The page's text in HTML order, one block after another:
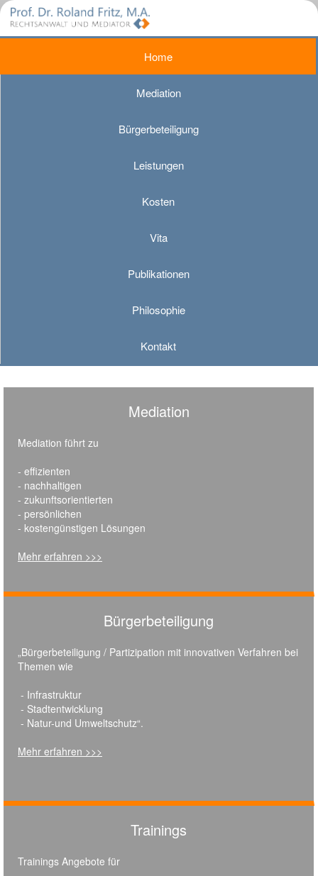
Home
Mediation
Bürgerbeteiligung
Leistungen
Kosten
Vita
Publikationen
Philosophie
Kontakt
Mediation
Mediation führt zu
- effizienten
- nachhaltigen
- zukunftsorientierten
- persönlichen
- kostengünstigen Lösungen
Mehr erfahren >>>
Bürgerbeteiligung
„Bürgerbeteiligung / Partizipation mit innovativen Verfahren bei
Themen wie
- Infrastruktur
- Stadtentwicklung
- Natur-und Umweltschutz“.
Mehr erfahren >>>
Trainings
Trainings Angebote für